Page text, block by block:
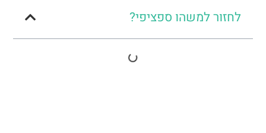
לחזור למשהו ספציפי?